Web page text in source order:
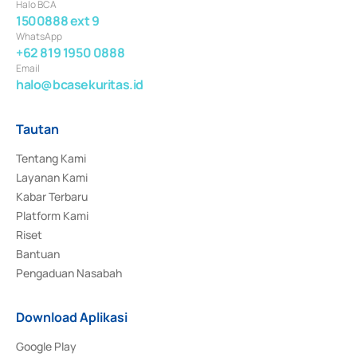
Halo BCA
1500888 ext 9
WhatsApp
+62 819 1950 0888
Email
halo@bcasekuritas.id
Tautan
Tentang Kami
Layanan Kami
Kabar Terbaru
Platform Kami
Riset
Bantuan
Pengaduan Nasabah
Download Aplikasi
Google Play